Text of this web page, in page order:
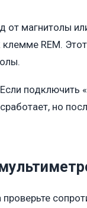
от магнитолы
REM.
подключить
но